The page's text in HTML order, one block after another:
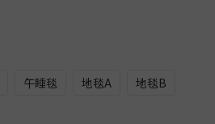
午睡毯 地毯A
地毯B